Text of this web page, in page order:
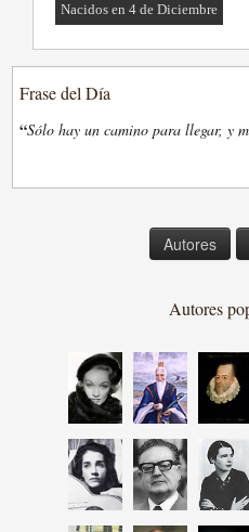
Nacidos en 4 de Diciembre
Frase del Día
“Sólo hay un camino para llegar, y
Autores
Autores